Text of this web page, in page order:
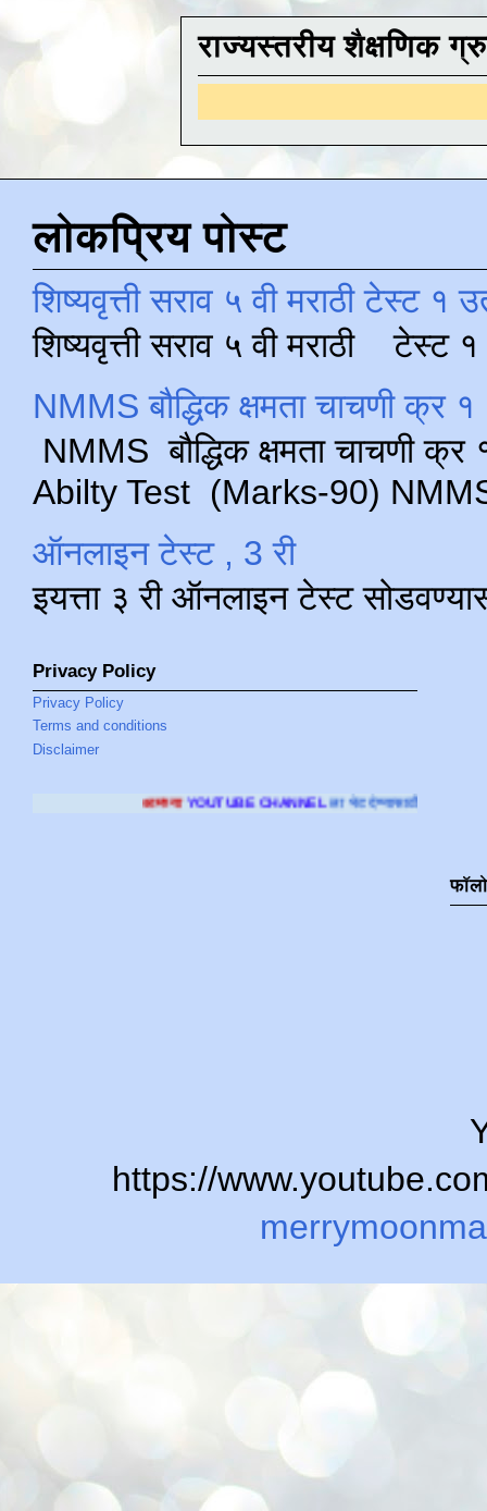
राज्यस्तरीय शैक्षणिक
लोकप्रिय पोस्ट
शिष्यवृत्ती सराव ५ वी मराठी टेस्ट १
शिष्यवृत्ती सराव ५ वी मराठी टेस्ट
NMMS बौद्धिक क्षमता चाचणी क्र
NMMS बौद्धिक क्षमता चाचणी
Abilty Test (Marks-90) NMMS
ऑनलाइन टेस्ट , 3 री
इयत्ता ३ री ऑनलाइन टेस्ट
Privacy Policy
Privacy Policy
Terms and conditions
Disclaimer
YOUTUBE CHANNELला भेट देण्यासाठी क्लिक करा.
https://